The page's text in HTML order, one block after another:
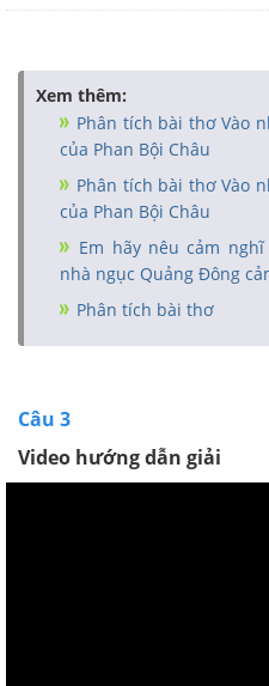
Xem thêm:
Phân tích bài thơ Vào
của Phan Bội Châu
Phân tích bài thơ Vào
của Phan Bội Châu
Em hãy nêu cảm
nhà ngục Quảng Đông
Phân tích bài thơ
Câu 3
Video hướng dẫn giải